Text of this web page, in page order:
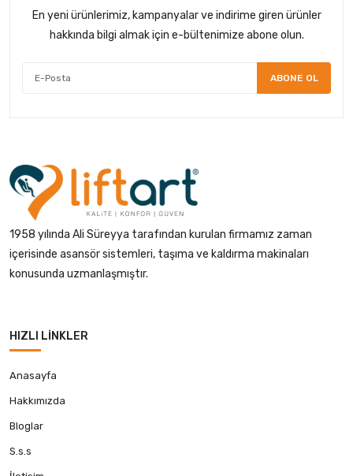
En yeni ürünlerimiz, kampanyalar ve indirime giren ürünler
hakkında bilgi almak için e-bültenimize abone olun.
ABONE OL
1958 yılında Ali Süreyya tarafından kurulan firmamız zaman
içerisinde asansör sistemleri, taşıma ve kaldırma makinaları
konusunda uzmanlaşmıştır.
HIZLI LINKLER
Anasayfa
Hakkımızda
Bloglar
S.s.s